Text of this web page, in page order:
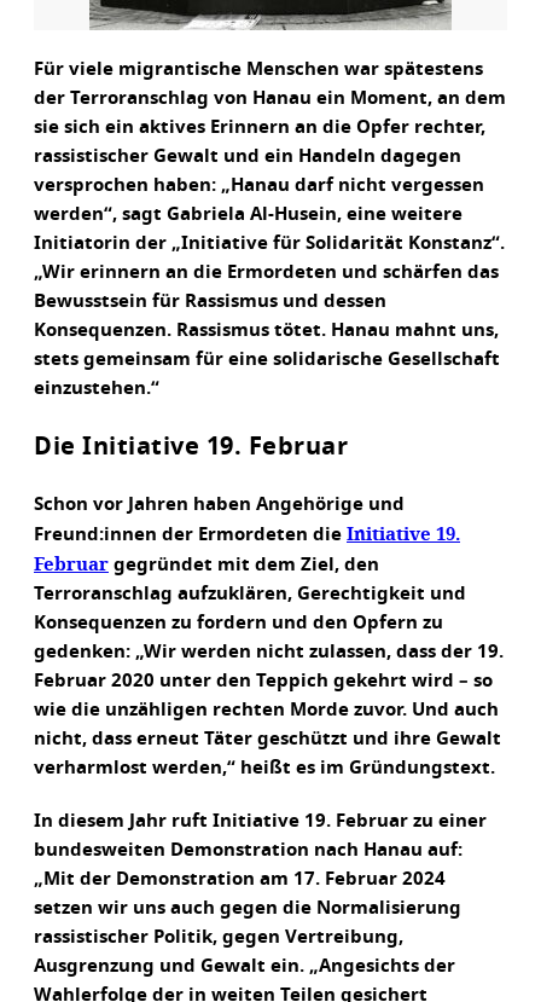
Für viele migrantische Menschen war spätestens
der Terroranschlag von Hanau ein Moment, an dem
sie sich ein aktives Erinnern an die Opfer rechter,
rassistischer Gewalt und ein Handeln dagegen
versprochen haben: „Hanau darf nicht vergessen
werden“, sagt Gabriela Al-Husein, eine weitere
Initiatorin der „Initiative für Solidarität Konstanz“.
„Wir erinnern an die Ermordeten und schärfen das
Bewusstsein für Rassismus und dessen
Konsequenzen. Rassismus tötet. Hanau mahnt uns,
stets gemeinsam für eine solidarische Gesellschaft
einzustehen.“
Die Initiative 19. Februar
Schon vor Jahren haben Angehörige und
Freund:innen der Ermordeten die Initiative 19.
Februar gegründet mit dem Ziel, den
Terroranschlag aufzuklären, Gerechtigkeit und
Konsequenzen zu fordern und den Opfern zu
gedenken: „Wir werden nicht zulassen, dass der 19.
Februar 2020 unter den Teppich gekehrt wird – so
wie die unzähligen rechten Morde zuvor. Und auch
nicht, dass erneut Täter geschützt und ihre Gewalt
verharmlost werden,“ heißt es im Gründungstext.
In diesem Jahr ruft Initiative 19. Februar zu einer
bundesweiten Demonstration nach Hanau auf:
„Mit der Demonstration am 17. Februar 2024
setzen wir uns auch gegen die Normalisierung
rassistischer Politik, gegen Vertreibung,
Ausgrenzung und Gewalt ein. „Angesichts der
Wahlerfolge der in weiten Teilen gesichert